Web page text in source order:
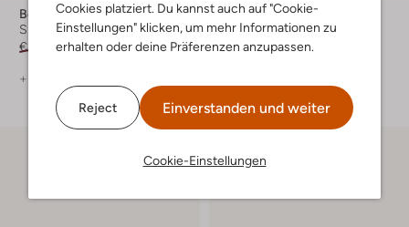
Cookies platziert. Du kannst auch auf "Cookie-
Einstellungen" klicken, um mehr Informationen zu
erhalten oder deine Präferenzen anzupassen.
Reject Einverstanden und weiter
Cookie-Einstellungen
Boss
Sneaker Low
€ 179,99 € 89,99
+ mehr farben
Boss
Sneaker Low
€ 199,99 € 99,99